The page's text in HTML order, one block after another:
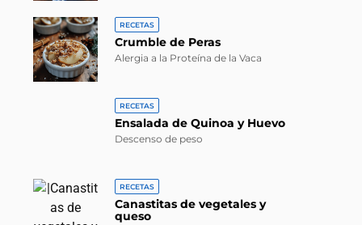
RECETAS
Crumble de Peras
Alergia a la Proteína de la Vaca
RECETAS
Ensalada de Quinoa y Huevo
Descenso de peso
RECETAS
Canastitas de vegetales y
queso